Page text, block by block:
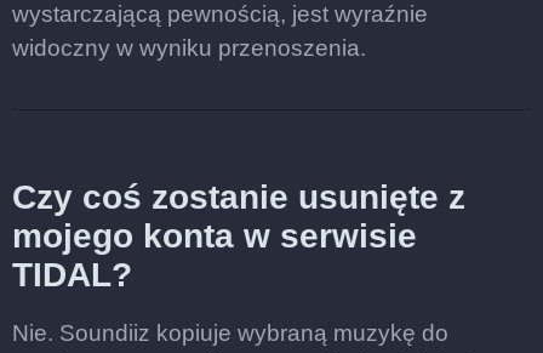
wystarczającą pewnością, jest wyraźnie
widoczny w wyniku przenoszenia.
Czy coś zostanie usunięte z
mojego konta w serwisie
TIDAL?
Nie. Soundiiz kopiuje wybraną muzykę do